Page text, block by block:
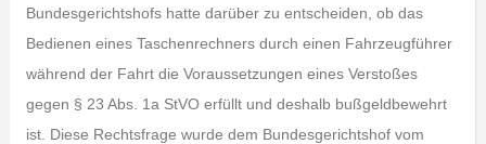
Bundesgerichtshofs hatte darüber zu entscheiden, ob das
Bedienen eines Taschenrechners durch einen Fahrzeugführer
während der Fahrt die Voraussetzungen eines Verstoßes
gegen § 23 Abs. 1a StVO erfüllt und deshalb bußgeldbewehrt
ist. Diese Rechtsfrage wurde dem Bundesgerichtshof vom